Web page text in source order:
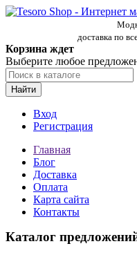
доставка по
Корзина ждет
Выберите любое
Найти
Вход
Регистрация
Главная
Блог
Доставка
Оплата
Карта сайта
Контакты
Каталог